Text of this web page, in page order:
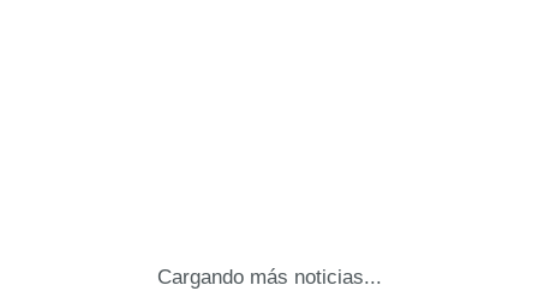
Cargando más noticias...